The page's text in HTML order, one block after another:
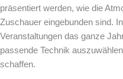
präsentiert werden, wie die
Zuschauer eingebunden sind.
Veranstaltungen das ganze
passende Technik
schaffen.